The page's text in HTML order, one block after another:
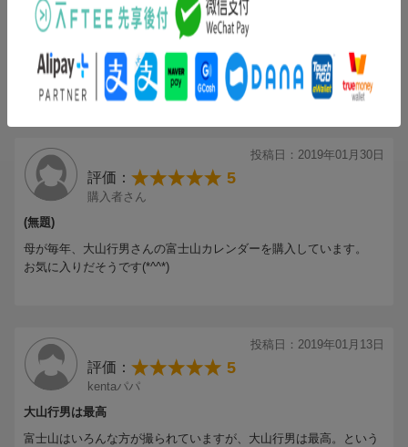
makoron4599
ど定番
富士山が大好きで、使い続けて約20年。我が家のカレンダーはこれ
以外考えられません。写真も良い、使い勝手も良い。以前は書店で
購入してましたが、今は楽天で。
投稿日：2019年01月30日
評価： 5
購入者さん
(無題)
母が毎年、大山行男さんの富士山カレンダーを購入しています。
お気に入りだそうです(*^^*)
投稿日：2019年01月13日
評価： 5
kentaパパ
大山行男は最高
富士山はいろんな方が撮られていますが、大山行男は最高。という